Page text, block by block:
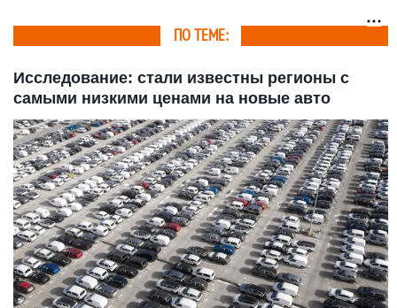
ПО ТЕМЕ:
Исследование: стали известны регионы с
самыми низкими ценами на новые авто